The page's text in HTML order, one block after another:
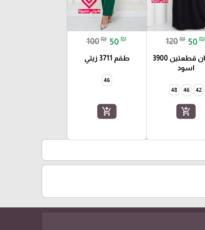
120₪ 50 ₪
فستان قطعتين 3900
اسود
42
46
48
add_shopping_cart
100₪ 50 ₪
طقم 3711 زيتي
46
add_shopping_cart